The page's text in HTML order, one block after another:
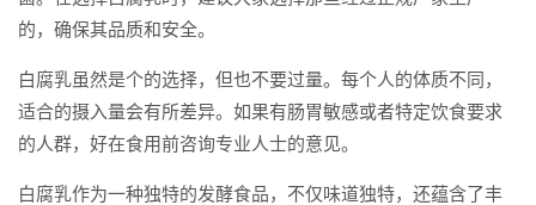
的，确保其品质和安全。
白腐乳虽然是个的选择，但也不要过量。每个人的体质不同，
适合的摄入量会有所差异。如果有肠胃敏感或者特定饮食要求
的人群，好在食用前咨询专业人士的意见。
白腐乳作为一种独特的发酵食品，不仅味道独特，还蕴含了丰